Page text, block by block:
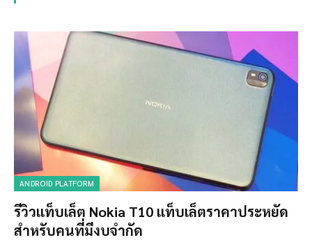
ANDROID PLATFORM
รีวิวแท็บเล็ต Nokia T10 แท็บเล็ตราคาประหยัด
สำหรับคนที่มีงบจำกัด